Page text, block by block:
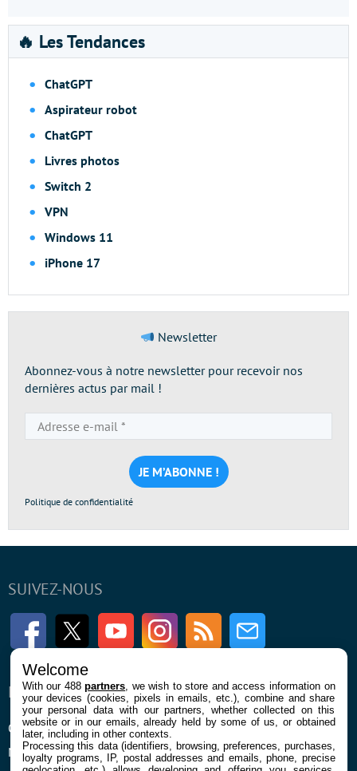
🔥 Les Tendances
ChatGPT
Aspirateur robot
ChatGPT
Livres photos
Switch 2
VPN
Windows 11
iPhone 17
Newsletter
Abonnez-vous à notre newsletter pour recevoir nos
dernières actus par mail !
e-
mail
*
Politique de confidentialité
SUIVEZ-NOUS
FacebookTwitter Youtube InstagramRSS Newsletter
ENTREPRISE
Qui sommes nous
Mentions légales et CGU
À PROPOS
La rédaction
Contact
Welcome
With our 488partners , we wish to store and access information on
your devices (cookies, pixels in emails, etc.), combine and share
your personal data with our partners, whether collected on this
website or in our emails, already held by some of us, or obtained
later, including in other contexts.
Processing this data (identifiers, browsing, preferences, purchases,
loyalty programs, IP, postal addresses and emails, phone, precise